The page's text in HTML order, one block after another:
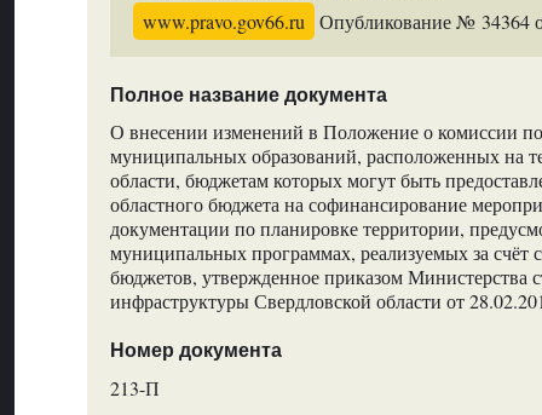
www.pravo.gov66.ru Опубликование № 34364
Полное название документа
О внесении изменений в Положение о комиссии
муниципальных образований, расположенных на
области, бюджетам которых могут быть
областного бюджета на софинансирование
документации по планировке территории,
муниципальных программах, реализуемых за счёт
бюджетов, утвержденное приказом Министерства
инфраструктуры Свердловской области от
Номер документа
213-П